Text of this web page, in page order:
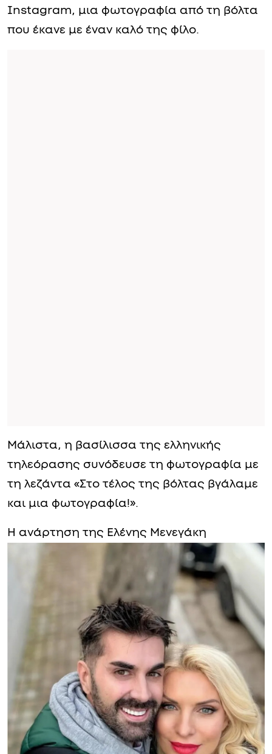
Instagram, μια φωτογραφία από τη βόλτα
που έκανε με έναν καλό της φίλο.
Μάλιστα, η βασίλισσα της ελληνικής
τηλεόρασης συνόδευσε τη φωτογραφία με
τη λεζάντα «Στο τέλος της βόλτας βγάλαμε
και μια φωτογραφία!».
Η ανάρτηση της Ελένης Μενεγάκη